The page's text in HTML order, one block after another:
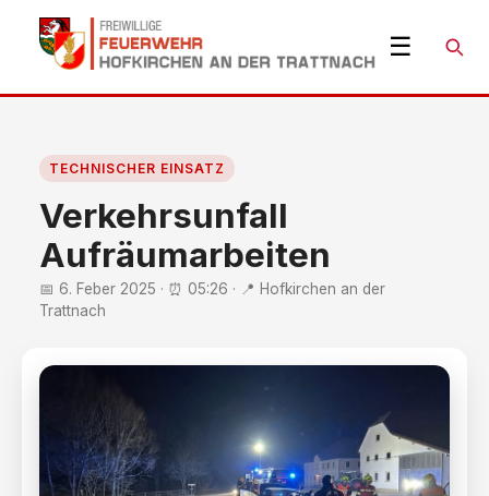
☰ Suche
TECHNISCHER EINSATZ
Verkehrsunfall
Aufräumarbeiten
📅 6. Feber 2025 · ⏰ 05:26 · 📍 Hofkirchen an der
Trattnach